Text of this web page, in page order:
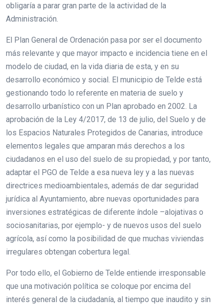
obligaría a parar gran parte de la actividad de la
Administración.
El Plan General de Ordenación pasa por ser el documento
más relevante y que mayor impacto e incidencia tiene en el
modelo de ciudad, en la vida diaria de esta, y en su
desarrollo económico y social. El municipio de Telde está
gestionando todo lo referente en materia de suelo y
desarrollo urbanístico con un Plan aprobado en 2002. La
aprobación de la Ley 4/2017, de 13 de julio, del Suelo y de
los Espacios Naturales Protegidos de Canarias, introduce
elementos legales que amparan más derechos a los
ciudadanos en el uso del suelo de su propiedad, y por tanto,
adaptar el PGO de Telde a esa nueva ley y a las nuevas
directrices medioambientales, además de dar seguridad
jurídica al Ayuntamiento, abre nuevas oportunidades para
inversiones estratégicas de diferente índole –alojativas o
sociosanitarias, por ejemplo- y de nuevos usos del suelo
agrícola, así como la posibilidad de que muchas viviendas
irregulares obtengan cobertura legal.
Por todo ello, el Gobierno de Telde entiende irresponsable
que una motivación política se coloque por encima del
interés general de la ciudadanía, al tiempo que inaudito y sin